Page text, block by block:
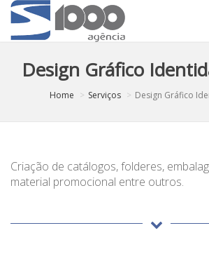
Design Gráfico
Home Serviços Design Gráfico
Criação de catálogos, folderes,
material promocional entre outros.